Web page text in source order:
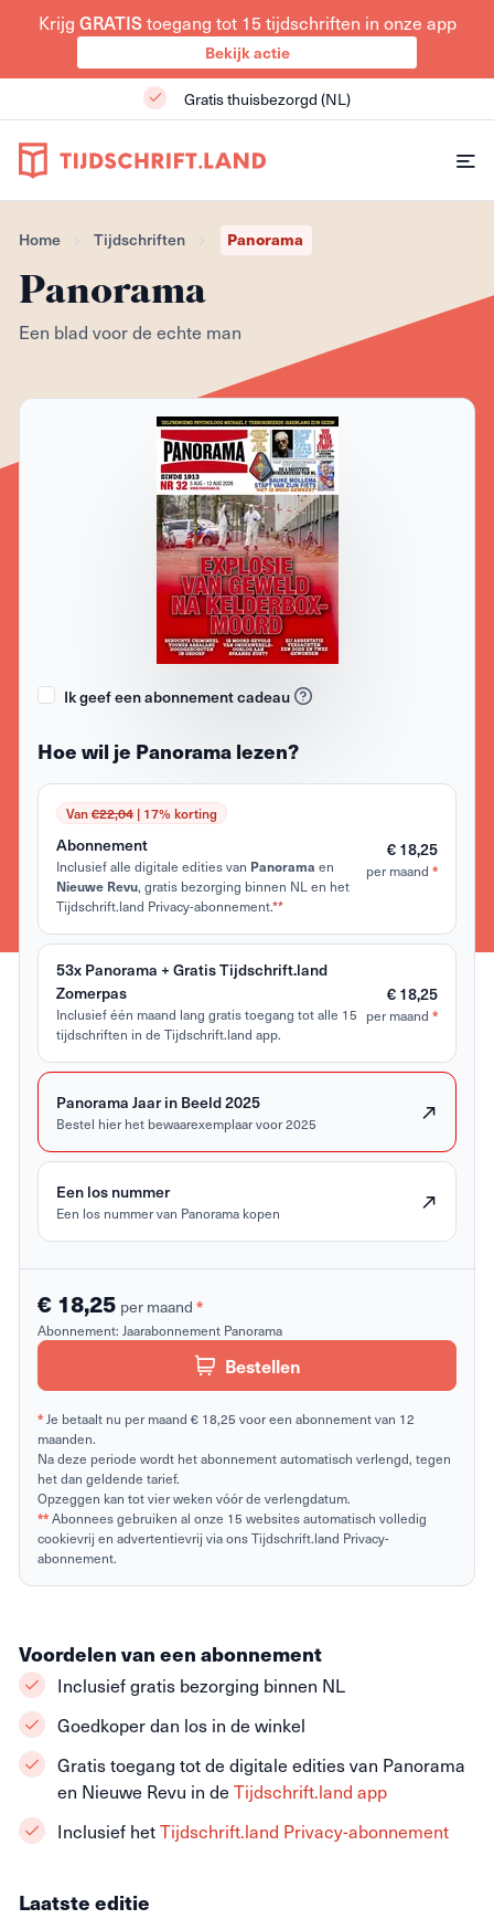
Krijg GRATIStoegang tot 15 tijdschriften in onze app
Bekijk actie
Gratis thuisbezorgd (NL)
Home Tijdschriften Panorama
Panorama
Een blad voor de echte man
Ik geef een abonnement cadeau
Hoe wil je Panorama lezen?
Van€22,04| 17% korting
Abonnement
Inclusief alle digitale edities van Panorama en
Nieuwe Revu, gratis bezorging binnen NL en het
Tijdschrift.land Privacy-abonnement.**
€ 18,25
per maand *
53x Panorama + Gratis Tijdschrift.land
Zomerpas
Inclusief één maand lang gratis toegang tot alle 15
tijdschriften in de Tijdschrift.land app.
€ 18,25
per maand *
Panorama Jaar in Beeld 2025
Bestel hier het bewaarexemplaar voor 2025
Een los nummer
Een los nummer van Panorama kopen
€ 18,25 per maand*
Abonnement: Jaarabonnement Panorama
Bestellen
*Je betaalt nu per maand € 18,25 voor een abonnement van 12
maanden.
Na deze periode wordt het abonnement automatisch verlengd, tegen
het dan geldende tarief.
Opzeggen kan tot vier weken vóór de verlengdatum.
**Abonnees gebruiken al onze 15 websites automatisch volledig
cookievrij en advertentievrij via ons Tijdschrift.land Privacy-
abonnement.
Laatste editie
Voordelen van een abonnement
Inclusief gratis bezorging binnen NL
Goedkoper dan los in de winkel
Gratis toegang tot de digitale edities van Panorama
en Nieuwe Revu in de Tijdschrift.land app
Inclusief hetTijdschrift.land Privacy-abonnement